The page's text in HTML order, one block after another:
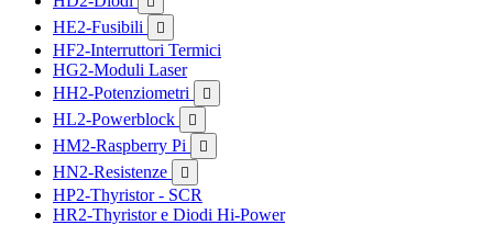
HE2-Fusibili 
HF2-Interruttori Termici
HG2-Moduli Laser
HH2-Potenziometri

HL2-Powerblock 
HM2-Raspberry Pi 
HN2-Resistenze 
HP2-Thyristor - SCR
HR2-Thyristor e Diodi Hi-Power